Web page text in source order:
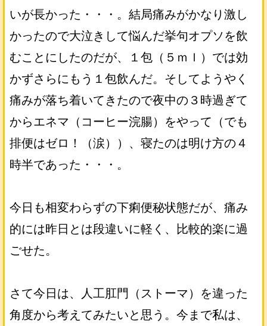
いが長かった・・・。結局痛みがかなり激し
かったので大泣きして悩んだ挙句オプソを飲
むことにしたのだが、１包（５ｍｌ）では効
かずさらにもう１包飲んだ。そしてようやく
痛みが落ち着いてきたので夜中の３時過ぎて
からエネマ（コーヒー浣腸）をやって（でも
排便はゼロ！（涙））、寝たのは明け方の４
時半であった・・・。
今日も相変わらずの下痢便秘状態だが、痛み
的には昨日とは段違いに軽く、比較的楽に過
ごせた。
さて今日は、人工肛門（ストーマ）を違った
角度から考えてみたいと思う。今まで私は、